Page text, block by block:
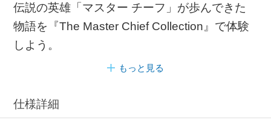
伝説の英雄「マスター チーフ」が歩んできた
物語を『The Master Chief Collection』で体験
しよう。
もっと見る
仕様詳細